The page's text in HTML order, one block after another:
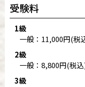
受験料
1級
一般：11,000円(税
2級
一般：8,800円(税
3級